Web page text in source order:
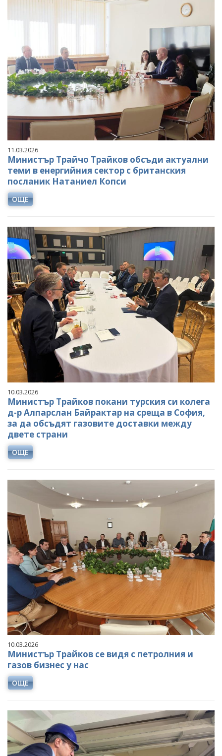
11.03.2026
Министър Трайчо Трайков обсъди актуални
теми в енергийния сектор с британския
посланик Натаниел Копси
ОЩЕ
10.03.2026
Министър Трайков покани турския си колега
д-р Алпарслан Байрактар на среща в София,
за да обсъдят газовите доставки между
двете страни
ОЩЕ
10.03.2026
Министър Трайков се видя с петролния и
газов бизнес у нас
ОЩЕ